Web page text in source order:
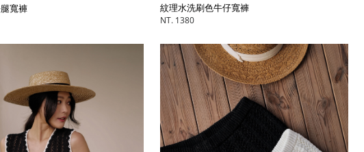
寬褲 紋理水洗刷色牛仔寬褲
NT. 1380